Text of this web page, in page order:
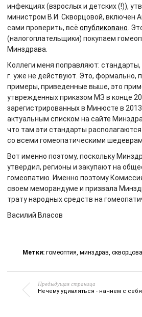
инфекциях (взрослых и детских (!)),
министром В.И. Скворцовой, включен
сами проверить, всё опубликовано .
(налогоплательщики) покупаем
Минздрава.
Коллеги меня поправляют:
г. уже не действуют. Это, формально,
примеры, приведенные выше, это
утврежденных приказом МЗ в конце
зарегистрированных в Минюсте в
актуальным списком на сайте
что там эти стандарты
со всеми гомеопатическими
Вот именно поэтому, поскольку
утвердил, регионы и закупают на
гомеопатию. Именно поэтому
своем меморандуме и призвала
трату народных средств на
Василий Власов
Метки: гомеоптия, минздрав, скворцова
Предыдущая страница
Нечему удивляться - начнем с себя